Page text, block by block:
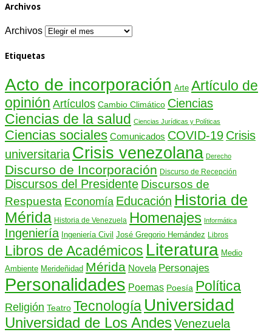
Archivos
Archivos
Etiquetas
Acto de incorporación Arte Artículo de
opinión Artículos Cambio Climático Ciencias
Ciencias de la salud Ciencias Jurídicas y Políticas
Ciencias sociales Comunicados COVID-19 Crisis
universitaria Crisis venezolana Derecho
Discurso de Incorporación Discurso de Recepción
Discursos del Presidente Discursos de
Respuesta Economía Educación Historia de
Mérida Historia de Venezuela Homenajes Informática
Ingeniería Ingeniería Civil José Gregorio Hernández Libros
Libros de Académicos Literatura Medio
Ambiente Merideñidad Mérida Novela Personajes
Personalidades Poemas Poesía Política
Religión Teatro Tecnología Universidad
Universidad de Los AndesVenezuela